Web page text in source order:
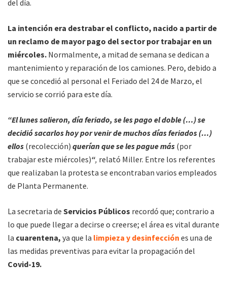
del día.
La intención era destrabar el conflicto, nacido a partir de
un reclamo de mayor pago del sector por trabajar en un
miércoles. Normalmente, a mitad de semana se dedican a
mantenimiento y reparación de los camiones. Pero, debido a
que se concedió al personal el Feriado del 24 de Marzo, el
servicio se corrió para este día.
“El lunes salieron, día feriado, se les pago el doble (…) se
decidió sacarlos hoy por venir de muchos días feriados (…)
ellos (recolección) querían que se les pague más (por
trabajar este miércoles)“, relató Miller. Entre los referentes
que realizaban la protesta se encontraban varios empleados
de Planta Permanente.
La secretaria de Servicios Públicos recordó que; contrario a
lo que puede llegar a decirse o creerse; el área es vital durante
la cuarentena, ya que la limpieza y desinfección es una de
las medidas preventivas para evitar la propagación del
Covid-19.